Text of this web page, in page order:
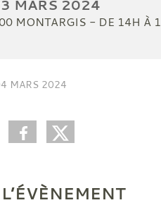
MARS 2024
MONTARGIS - DE 14H À
MARS 2024